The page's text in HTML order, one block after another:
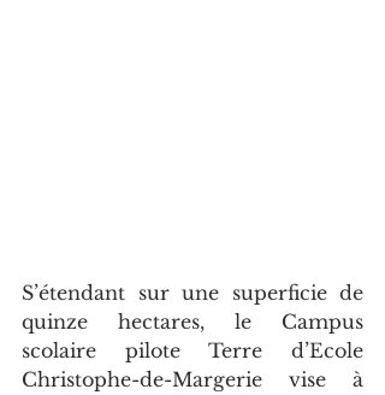
S’étendant sur une superficie de
quinze hectares, le Campus
scolaire pilote Terre d’Ecole
Christophe-de-Margerie vise à